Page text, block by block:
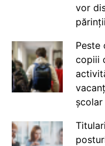
vor
părinții
Peste
copiii